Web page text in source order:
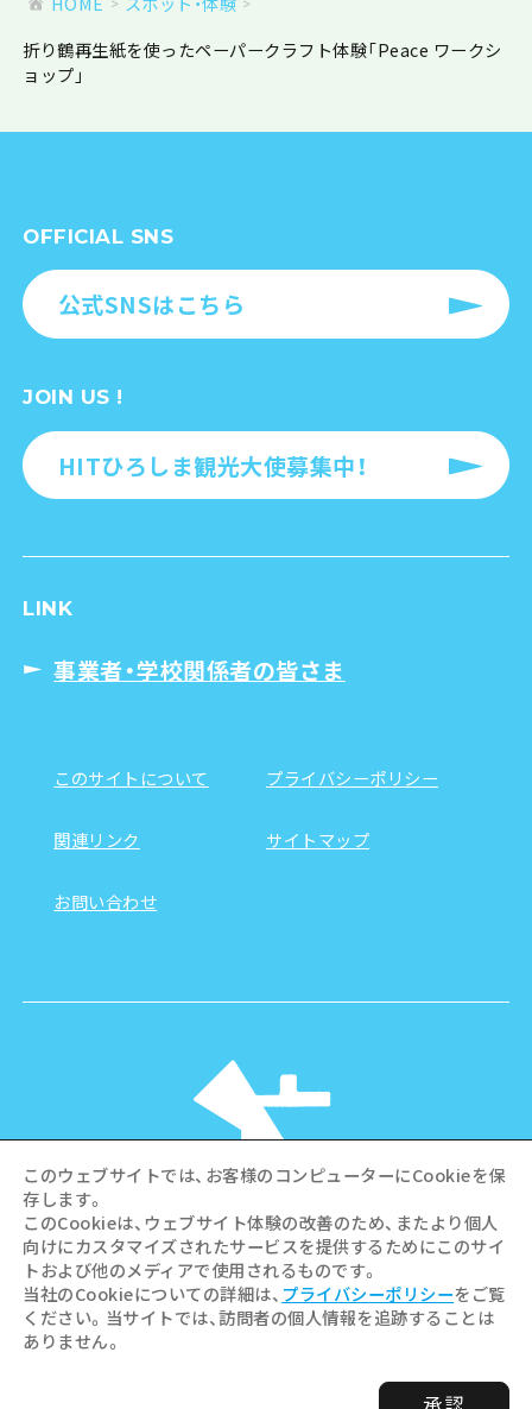
折り鶴再生紙を使ったペーパークラフト体験「Peace ワークシ
ョップ」
OFFICIAL SNS
公式SNSはこちら
JOIN US !
HITひろしま観光大使募集中！
LINK
事業者・学校関係者の皆さま
このサイトについて プライバシーポリシー
関連リンク サイトマップ
お問い合わせ
©Hiroshima Tourism Association /
Hiroshima Prefecture / Hiroshima City .
All rights reserved
このウェブサイトでは、お客様のコンピューターにCookieを保
存します。
このCookieは、ウェブサイト体験の改善のため、またより個人
向けにカスタマイズされたサービスを提供するためにこのサイ
トおよび他のメディアで使用されるものです。
当社のCookieについての詳細は、 プライバシーポリシーをご覧
ください。当サイトでは、訪問者の個人情報を追跡することは
ありません。